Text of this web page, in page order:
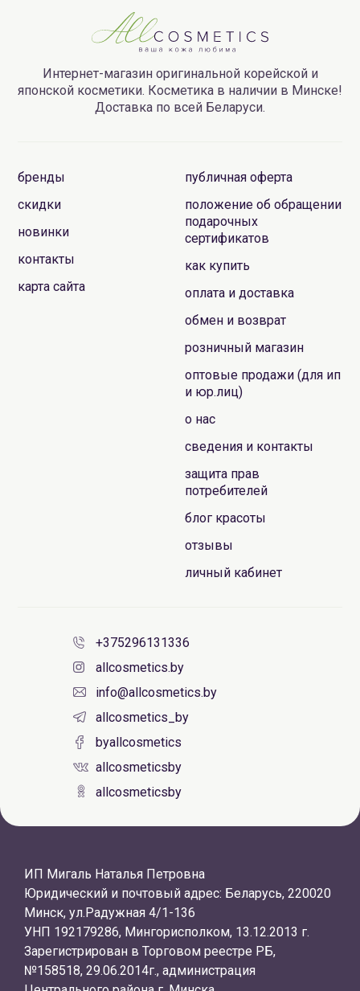
Интернет-магазин оригинальной корейской и
японской косметики. Косметика в наличии в Минске!
Доставка по всей Беларуси.
бренды
скидки
новинки
контакты
карта сайта
публичная оферта
положение об обращении
подарочных
сертификатов
как купить
оплата и доставка
обмен и возврат
розничный магазин
оптовые продажи (для ип
и юр.лиц)
о нас
сведения и контакты
защита прав
потребителей
блог красоты
отзывы
личный кабинет
+375296131336
allcosmetics.by
info@allcosmetics.by
allcosmetics_by
byallcosmetics
allcosmeticsby
allcosmeticsby
ИП Мигаль Наталья Петровна
Юридический и почтовый адрес: Беларусь, 220020
Минск, ул.Радужная 4/1-136
УНП 192179286, Мингорисполком, 13.12.2013 г.
Зарегистрирован в Торговом реестре РБ,
№158518, 29.06.2014г., администрация